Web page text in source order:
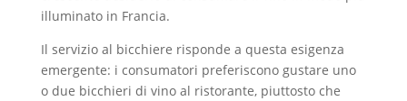
illuminato in Francia.
Il servizio al bicchiere risponde a questa esigenza
emergente: i consumatori preferiscono gustare uno
o due bicchieri di vino al ristorante, piuttosto che